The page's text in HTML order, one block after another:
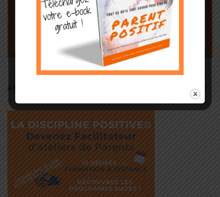
ANIMEZ VOS PROPRES ATELIERS DE PARENTS !